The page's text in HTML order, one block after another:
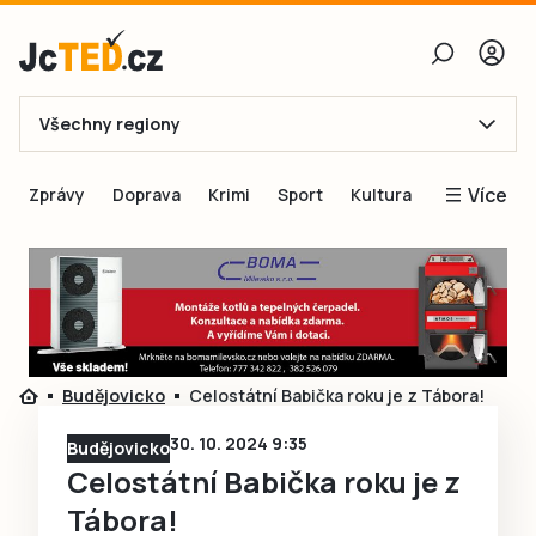
E-mail
Obnovit heslo
Přihlásit se
Přihlásit se přes Facebook
Ještě nemám účet, chci se
Všechny regiony
Zprávy Doprava Krimi Sport Kultura Více
Blogy
Inspirace
Čtenáři píší
Speciální přílohy
Inzerce
Budějovicko Celostátní Babička roku je z Tábora!
Budějovicko30. 10. 2024 9:35
Celostátní Babička roku je z
Tábora!